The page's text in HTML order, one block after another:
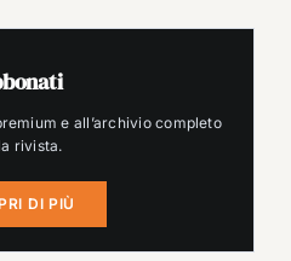
e all’archivio completo
rivista.
DI PIÙ